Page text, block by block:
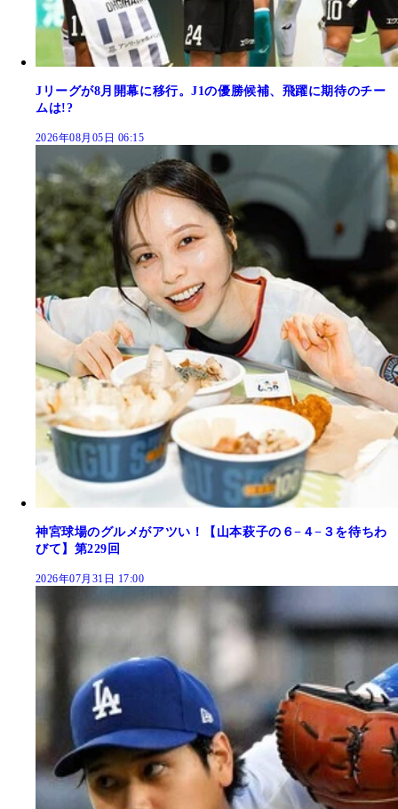
Jリーグが8月開幕に移行。J1の優勝候補、飛躍に期待のチー
ムは!?
2026年08月05日 06:15
神宮球場のグルメがアツい！【山本萩子の６−４−３を待ちわ
びて】第229回
2026年07月31日 17:00